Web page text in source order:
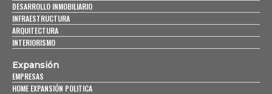
DESARROLLO INMOBILIARIO
INFRAESTRUCTURA
ARQUITECTURA
INTERIORISMO
Expansión
EMPRESAS
HOME EXPANSIÓN POLITICA